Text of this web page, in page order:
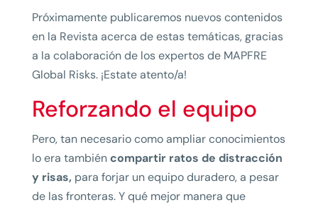
Próximamente publicaremos nuevos contenidos
en la Revista acerca de estas temáticas, gracias
a la colaboración de los expertos de MAPFRE
Global Risks. ¡Estate atento/a!
Reforzando el equipo
Pero, tan necesario como ampliar conocimientos
lo era tambiéncompartir ratos de distracción
y risas, para forjar un equipo duradero, a pesar
de las fronteras. Y qué mejor manera que